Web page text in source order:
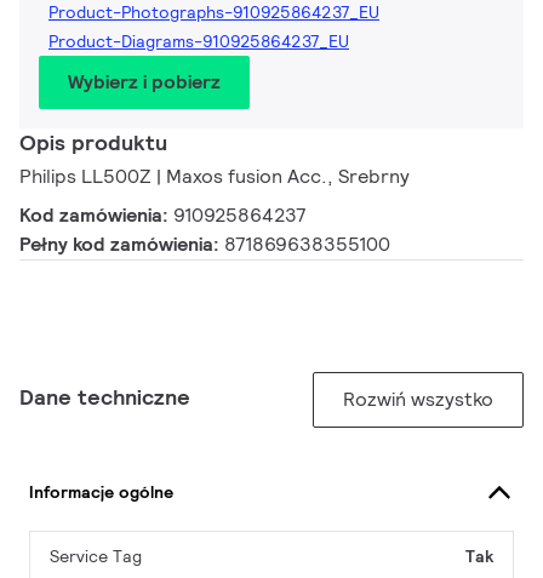
Product-Photographs-910925864237_EU
Product-Diagrams-910925864237_EU
Wybierz i pobierz
Opis produktu
Philips LL500Z | Maxos fusion Acc., Srebrny
Kod zamówienia: 910925864237
Pełny kod zamówienia: 871869638355100
Dane techniczne Rozwiń wszystko
Informacje ogólne
Service Tag Tak